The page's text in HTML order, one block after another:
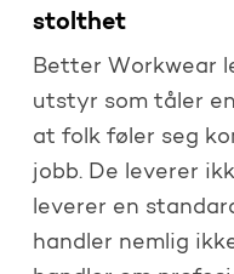
stolthet
Better Workwear
utstyr som tåler
at folk føler seg
jobb. De leverer
leverer en
handler nemlig